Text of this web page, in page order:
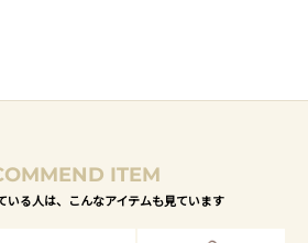
ITEM
いる人は、こんなアイテムも見ています